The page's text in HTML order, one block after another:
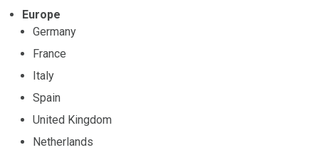
Europe
Germany
France
Italy
Spain
United Kingdom
Netherlands